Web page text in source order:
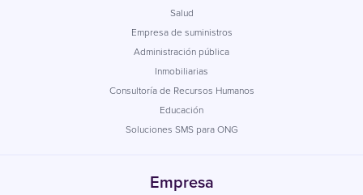
Salud
Empresa de suministros
Administración pública
Inmobiliarias
Consultoría de Recursos Humanos
Educación
Soluciones SMS para ONG
Empresa